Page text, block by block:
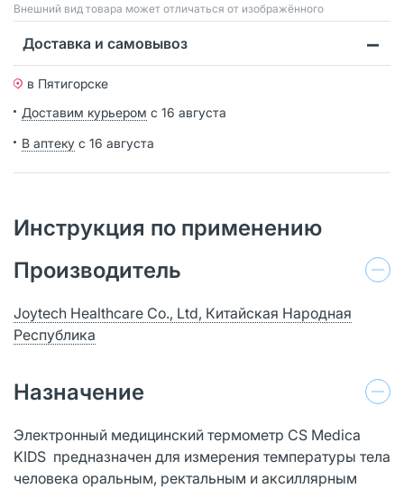
Bнешний вид товара может отличаться от изображённого
Доставка и самовывоз
в Пятигорске
Доставим курьером с 16 августа
В аптеку с 16 августа
Инструкция по применению
Производитель
Joytech Healthcare Co., Ltd, Китайская Народная
Республика
Назначение
Электронный медицинский термометр CS Medica
KIDS предназначен для измерения температуры тела
человека оральным, ректальным и аксиллярным